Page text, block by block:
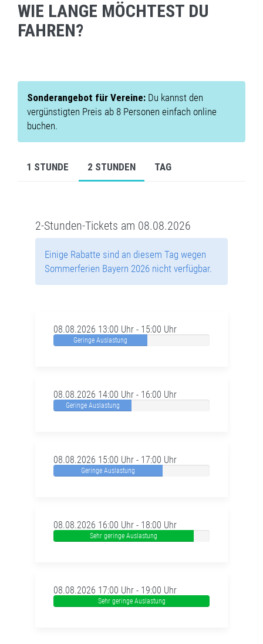
WIE LANGE MÖCHTEST DU
FAHREN?
Sonderangebot für Vereine: Du kannst den
vergünstigten Preis ab 8 Personen einfach online
buchen.
1 STUNDE 2 STUNDEN TAG
2-Stunden-Tickets am 08.08.2026
Einige Rabatte sind an diesem Tag wegen
Sommerferien Bayern 2026 nicht verfügbar.
08.08.2026 13:00 Uhr - 15:00 Uhr
Geringe Auslastung
08.08.2026 14:00 Uhr - 16:00 Uhr
Geringe Auslastung
08.08.2026 15:00 Uhr - 17:00 Uhr
Geringe Auslastung
08.08.2026 16:00 Uhr - 18:00 Uhr
Sehr geringe Auslastung
08.08.2026 17:00 Uhr - 19:00 Uhr
Sehr geringe Auslastung